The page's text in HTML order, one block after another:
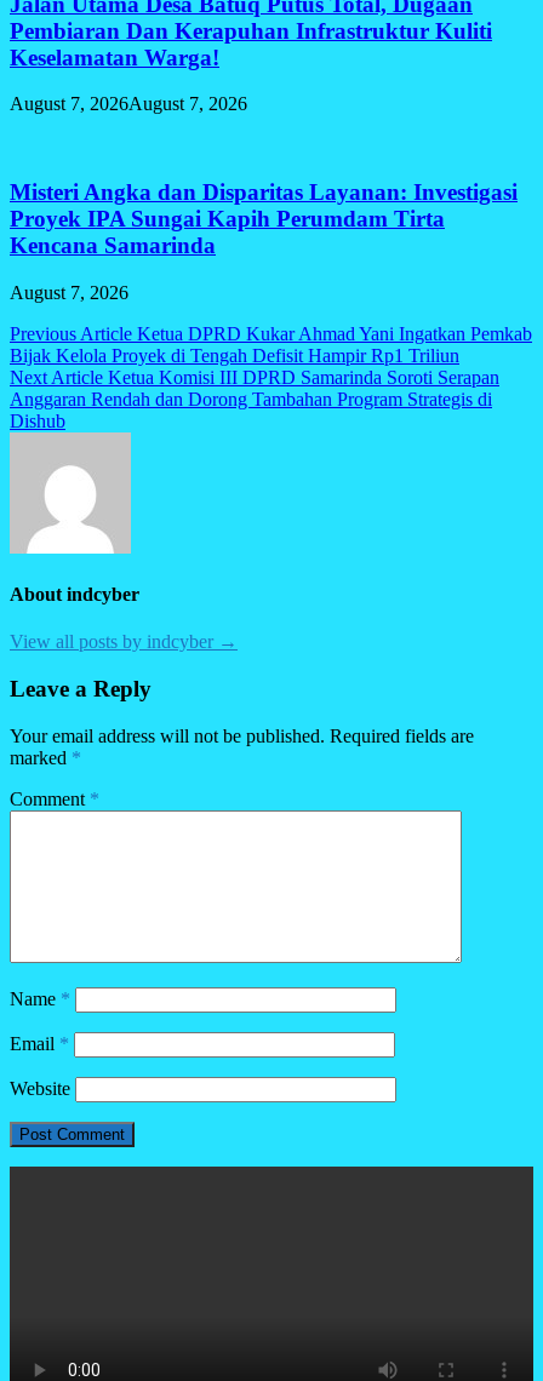
Pembiaran Dan Kerapuhan Infrastruktur Kuliti
Keselamatan Warga!
August 7, 2026August 7, 2026
Misteri Angka dan Disparitas Layanan: Investigasi
Proyek IPA Sungai Kapih Perumdam Tirta
Kencana Samarinda
August 7, 2026
Post
navigation
Previous Article Ketua DPRD Kukar Ahmad Yani Ingatkan Pemkab
Bijak Kelola Proyek di Tengah Defisit Hampir Rp1 Triliun
Next Article Ketua Komisi III DPRD Samarinda Soroti Serapan
Anggaran Rendah dan Dorong Tambahan Program Strategis di
Dishub
About indcyber
View all posts by indcyber →
Leave a Reply
Your email address will not be published. Required fields are
marked *
Comment *
Name *
Email *
Website